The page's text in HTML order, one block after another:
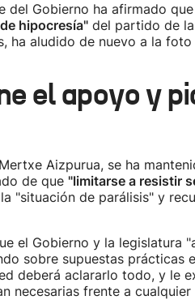
del Gobierno ha afirmado
hipocresía"del partido de la
ha aludido de nuevo a la
el apoyo y
Aizpurua, se ha
de que "limitarse a resistir
"situación de parálisis" y
el Gobierno y la legislatura
sobre supuestas prácticas
deberá aclararlo todo, y le
necesarias frente a